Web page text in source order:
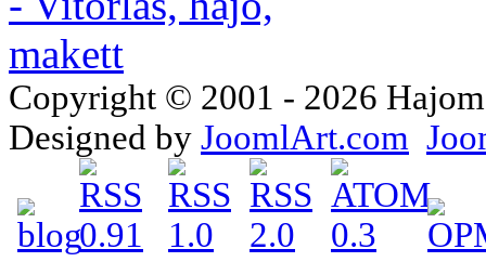
Copyright © 2001 - 2026
Designed by JoomlArt.com